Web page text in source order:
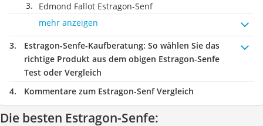
Edmond Fallot Estragon-Senf
mehr anzeigen
Estragon-Senfe-Kaufberatung: So wählen Sie das
richtige Produkt aus dem obigen Estragon-Senfe
Test oder Vergleich
Kommentare zum Estragon-Senf Vergleich
Die besten Estragon-Senfe: